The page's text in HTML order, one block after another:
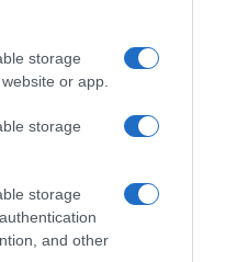
storage
or app.
storage
storage
and other
Prodotti per animali domestici |
Lettiera Eco Clean 10 L
- Lettiera Gatti agglomerante,
Biodegradabile si getta nel
WC, 100% vegetale, Sabbia